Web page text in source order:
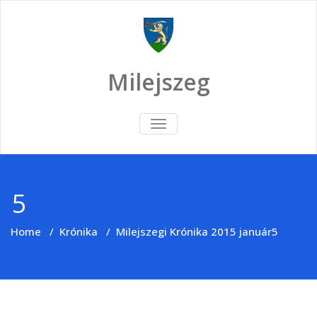
Milejszeg
TOGGLE
NAVIGATION
5
Home / Krónika / Milejszegi Krónika 2015 január5